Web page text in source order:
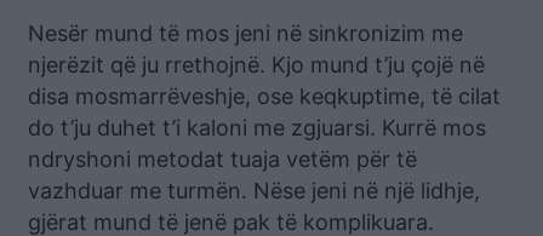
Nesër mund të mos jeni në sinkronizim me
njerëzit që ju rrethojnë. Kjo mund t’ju çojë në
disa mosmarrëveshje, ose keqkuptime, të cilat
do t’ju duhet t’i kaloni me zgjuarsi. Kurrë mos
ndryshoni metodat tuaja vetëm për të
vazhduar me turmën. Nëse jeni në një lidhje,
gjërat mund të jenë pak të komplikuara.